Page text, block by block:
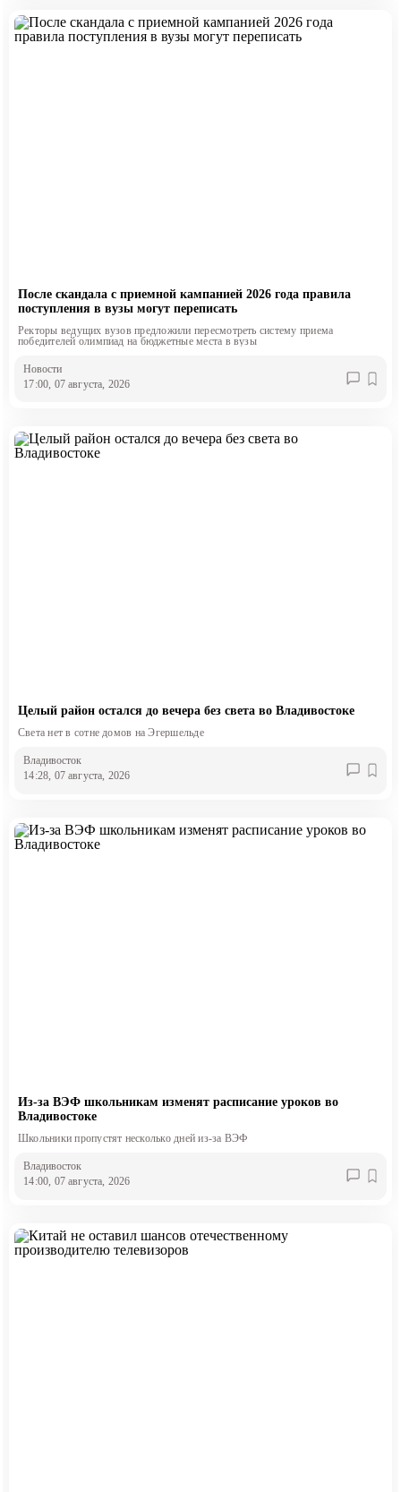
После скандала с приемной кампанией 2026 года правила
поступления в вузы могут переписать
Ректоры ведущих вузов предложили пересмотреть систему приема
победителей олимпиад на бюджетные места в вузы
Новости
17:00, 07 августа, 2026
Целый район остался до вечера без света во Владивостоке
Света нет в сотне домов на Эгершельде
Владивосток
14:28, 07 августа, 2026
Из-за ВЭФ школьникам изменят расписание уроков во
Владивостоке
Школьники пропустят несколько дней из-за ВЭФ
Владивосток
14:00, 07 августа, 2026